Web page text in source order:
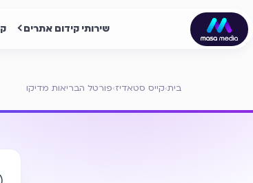
שירותי קידום אתרים
בית›קייס סטאדיז›פורטל הבריאות מדיקו